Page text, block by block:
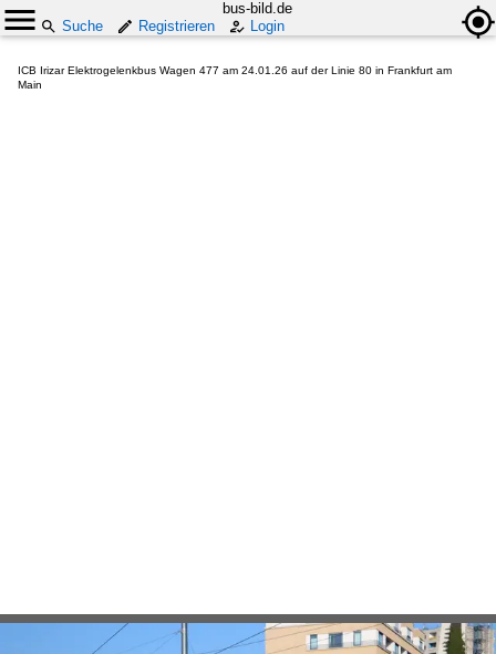
bus-bild.de
Suche
Registrieren Login
ICB Irizar Elektrogelenkbus Wagen 477 am 24.01.26 auf der Linie 80 in Frankfurt am
Main